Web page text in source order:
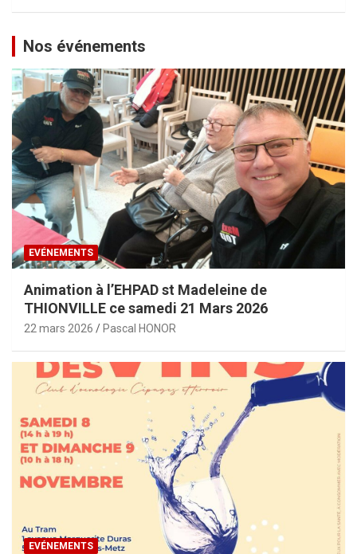
Nos événements
EVÉNEMENTS
Animation à l’EHPAD st Madeleine de
THIONVILLE ce samedi 21 Mars 2026
22 mars 2026 Pascal HONOR
EVÉNEMENTS